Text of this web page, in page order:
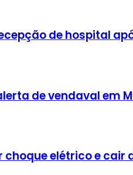
de hospital
de vendaval em
choque elétrico e